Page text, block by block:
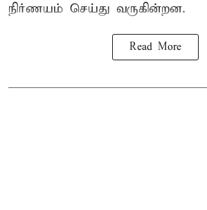
நிர்ணயம் செய்து வருகின்றன.
Read More